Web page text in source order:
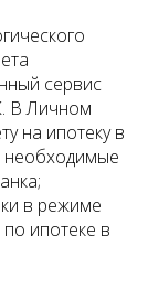
сервис
В Личном
на ипотеку в
необходимые
в режиме
ипотеке в